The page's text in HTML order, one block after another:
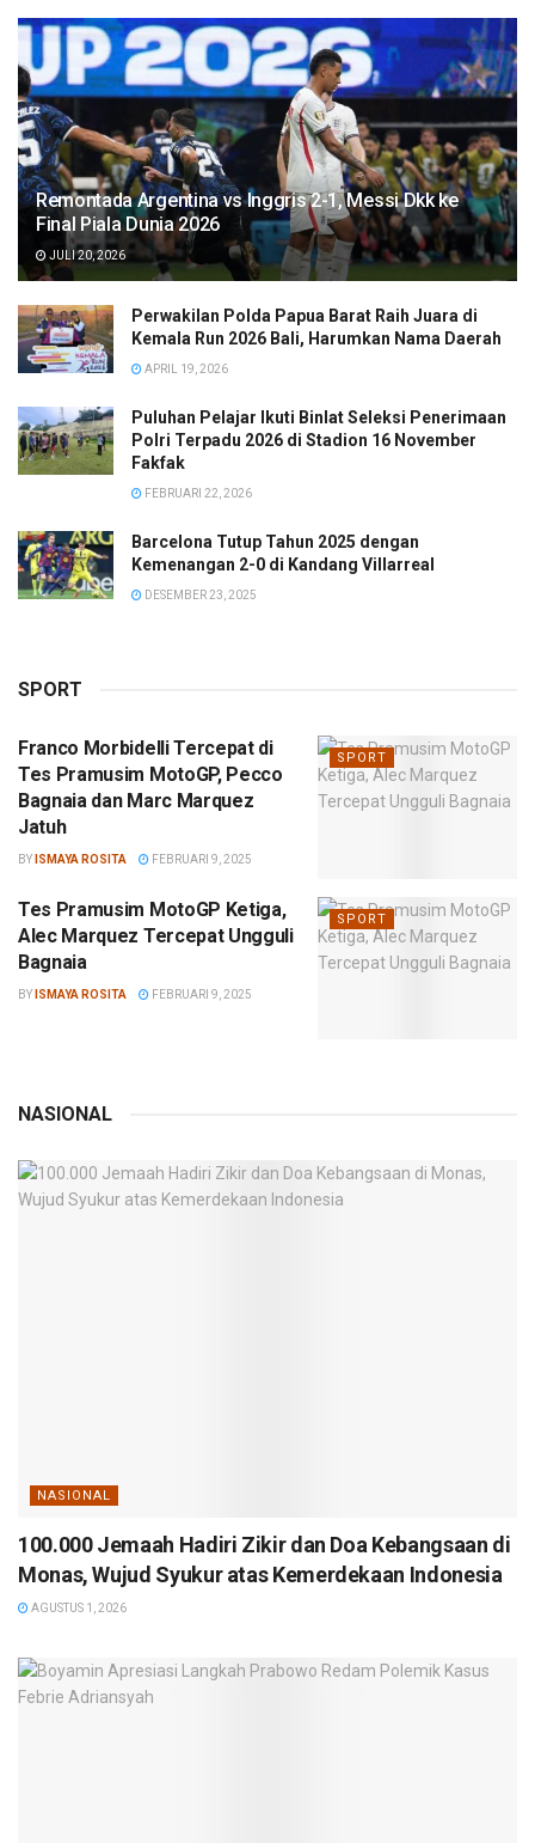
Remontada Argentina vs Inggris 2-1, Messi Dkk ke
Final Piala Dunia 2026
JULI 20, 2026
Perwakilan Polda Papua Barat Raih Juara di
Kemala Run 2026 Bali, Harumkan Nama Daerah
APRIL 19, 2026
Puluhan Pelajar Ikuti Binlat Seleksi Penerimaan
Polri Terpadu 2026 di Stadion 16 November
Fakfak
FEBRUARI 22, 2026
Barcelona Tutup Tahun 2025 dengan
Kemenangan 2-0 di Kandang Villarreal
DESEMBER 23, 2025
SPORT
SPORT
Franco Morbidelli Tercepat di
Tes Pramusim MotoGP, Pecco
Bagnaia dan Marc Marquez
Jatuh
BY ISMAYA ROSITA FEBRUARI 9, 2025
SPORT
Tes Pramusim MotoGP Ketiga,
Alec Marquez Tercepat Ungguli
Bagnaia
BY ISMAYA ROSITA FEBRUARI 9, 2025
NASIONAL
NASIONAL
100.000 Jemaah Hadiri Zikir dan Doa Kebangsaan di
Monas, Wujud Syukur atas Kemerdekaan Indonesia
AGUSTUS 1, 2026